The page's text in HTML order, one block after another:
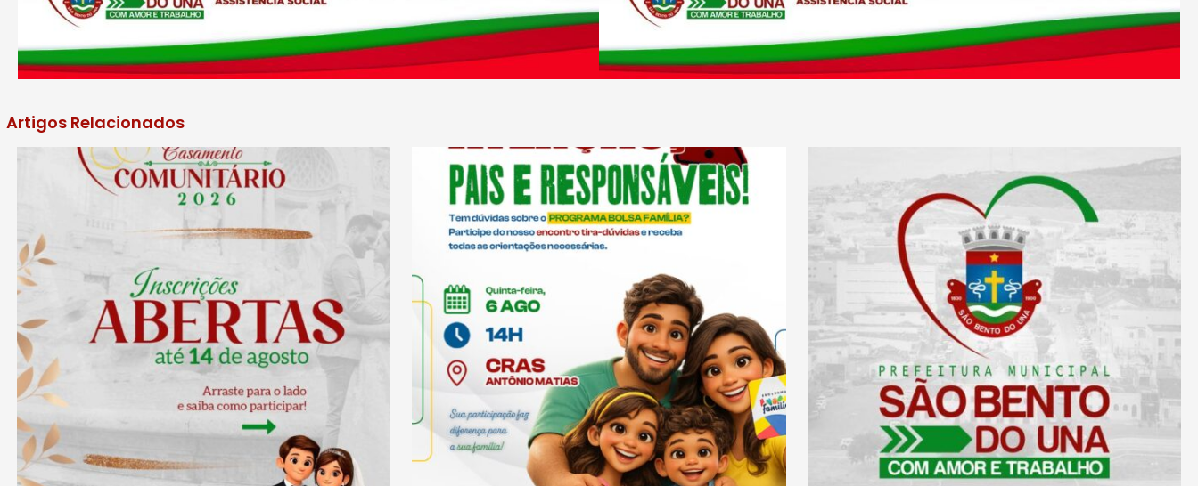
Artigos Relacionados